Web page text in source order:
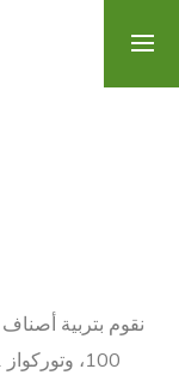
نقوم بتربية